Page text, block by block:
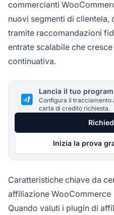
commercianti
nuovi segmenti di
tramite raccomandazioni
entrate scalabile che
continuativa.
Lancia il tuo
Configura il tracciamento
carta di credito richiesta.
Inizia la prova
Caratteristiche chiave da
affiliazione WooCommerce
Quando valuti i plugin di